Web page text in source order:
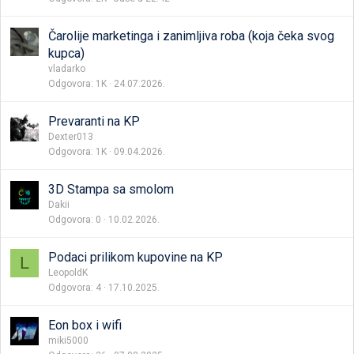
Čarolije marketinga i zanimljiva roba (koja čeka svog
kupca)
vladarko
Odgovora 1K 24.07.2026.
Prevaranti na KP
Dexter013
Odgovora 1K 09.04.2026.
3D Stampa sa smolom
Dakii
Odgovora 0 10.02.2026.
L Podaci prilikom kupovine na KP
LeopoldK
Odgovora 4 17.10.2025.
Eon box i wifi
miki5000